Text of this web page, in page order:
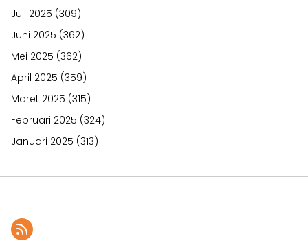
Juli 2025 (309)
Juni 2025 (362)
Mei 2025 (362)
April 2025 (359)
Maret 2025 (315)
Februari 2025 (324)
Januari 2025 (313)